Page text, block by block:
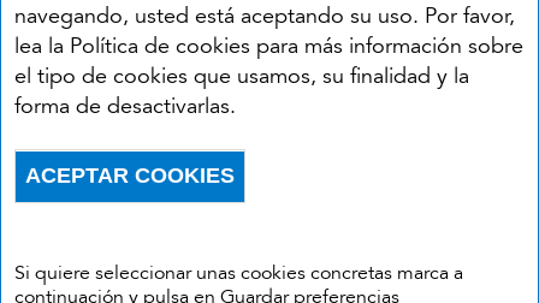
navegando, usted está aceptando su uso. Por favor,
lea la Política de cookies para más información sobre
el tipo de cookies que usamos, su finalidad y la
forma de desactivarlas.
Si quiere seleccionar unas cookies concretas marca a
continuación y pulsa en Guardar preferencias
ACEPTAR COOKIES
Síguenos en:
YouTube
Menú del pie
AccesibilidadAviso legal
Política de privacidad